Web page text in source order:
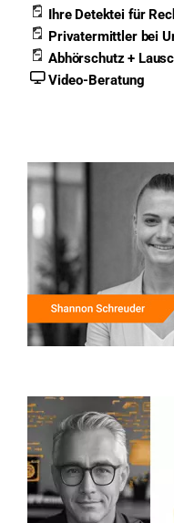
Ihre Detektei für
Privatermittler bei
Abhörschutz +
Video-Beratung